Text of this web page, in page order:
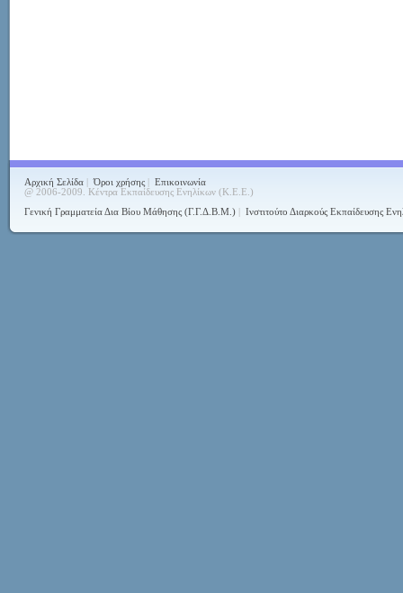
Αρχική Σελίδα |Όροι χρήσης
Επικοινωνία
@ 2006-2009. Κέντρα Εκπαίδευσης Ενηλίκων (Κ.Ε.Ε.)
Γενική Γραμματεία Δια Βίου Μάθησης (Γ.Γ.Δ.Β.Μ.)
Ινστιτούτο Διαρκούς Εκπαίδευσης